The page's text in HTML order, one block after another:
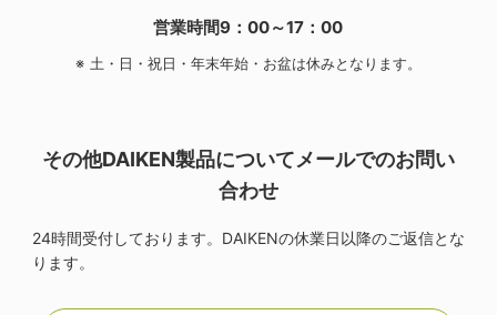
営業時間9：00～17：00
土・日・祝日・年末年始・お盆は休みとなります。
その他DAIKEN製品についてメールでのお問い
合わせ
24時間受付しております。DAIKENの休業日以降のご返信とな
ります。